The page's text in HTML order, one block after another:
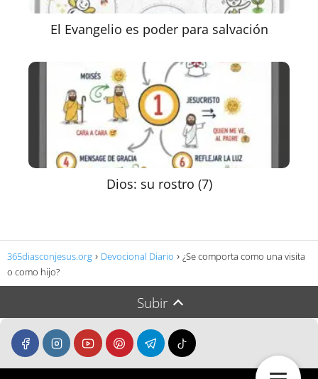
El Evangelio es poder para salvación
Dios: su rostro (7)
365diasconjesus.org Devocional Diario
¿Se comporta como una visita
o como hijo?
Subir